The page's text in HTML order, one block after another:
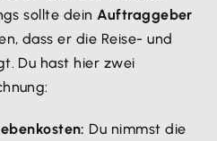
sollte deinAuftraggeber
dass er die Reise- und
Du hast hier zwei
Du nimmst die